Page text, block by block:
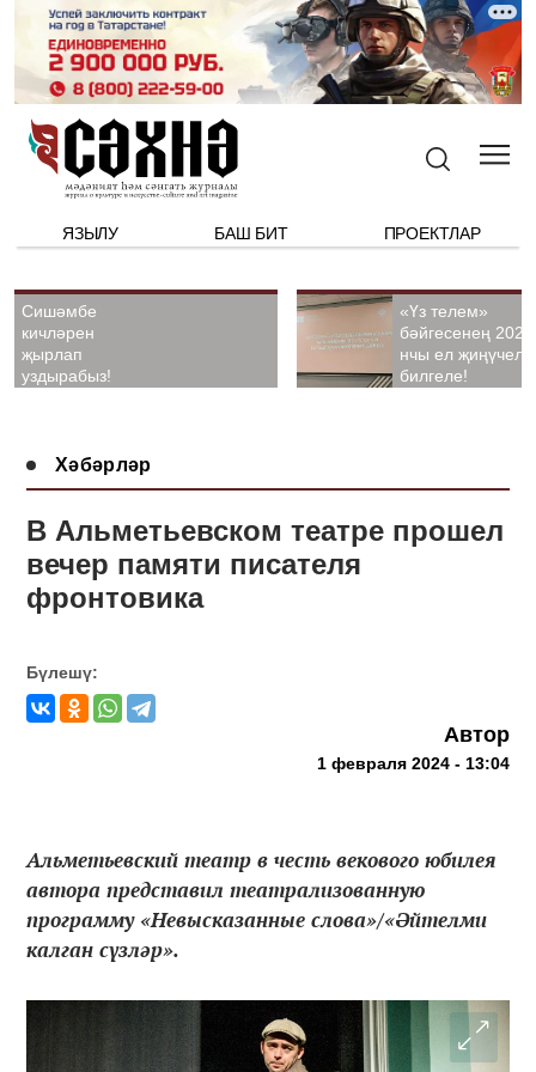
ЯЗЫЛУ БАШ БИТ ПРОЕКТЛАР
Сишәмбе
кичләрен
җырлап
уздырабыз!
«Үз телем»
бәйгесенең 2026
нчы ел
билгеле!
Хәбәрләр
В Альметьевском театре прошел
вечер памяти писателя
фронтовика
Бүлешү:
Автор
1 февраля 2024 - 13:04
Альметьевский театр в честь векового юбилея
автора представил театрализованную
программу «Невысказанные слова»/«Әйтелми
калган сүзләр».